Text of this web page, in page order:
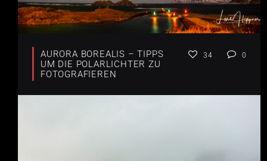
AURORA BOREALIS – TIPPS
UM DIE POLARLICHTER ZU
FOTOGRAFIEREN
34 0